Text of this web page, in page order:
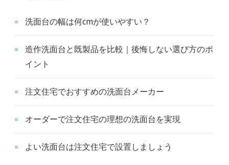
り洗面台の幅は何cmが使いやすい？
造作洗面台と既製品を比較｜後悔しない選び方のポ
イント
注文住宅でおすすめの洗面台メーカー
オーダーで注文住宅の理想の洗面台を実現
よい洗面台は注文住宅で設置しましょう